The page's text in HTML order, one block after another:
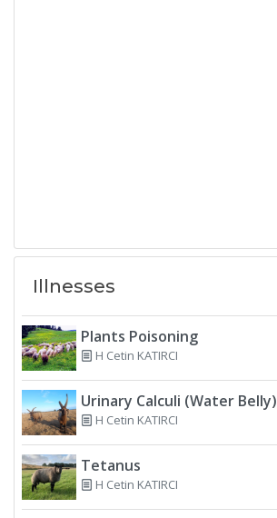
Illnesses
Plants Poisoning
H Cetin KATIRCI
Urinary Calculi (Water Belly)
H Cetin KATIRCI
Tetanus
H Cetin KATIRCI